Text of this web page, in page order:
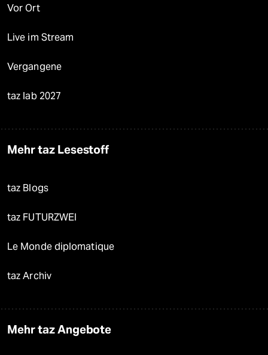
Vor Ort
Live im Stream
Vergangene
taz lab 2027
Mehr taz Lesestoff
taz Blogs
taz FUTURZWEI
Le Monde diplomatique
taz Archiv
Mehr taz Angebote